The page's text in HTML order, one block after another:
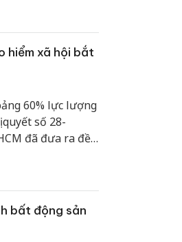
hiểm xã hội bắt
60% lực lượng
số 28-
đã đưa ra đề
bất động sản